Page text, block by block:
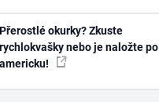
Přerostlé okurky? Zkuste
rychlokvašky nebo je naložte po
americku!